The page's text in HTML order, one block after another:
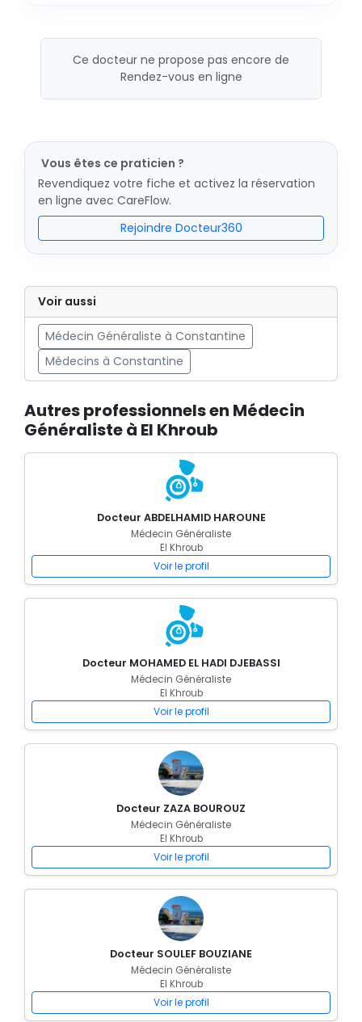
Ce docteur ne propose pas encore de
Rendez-vous en ligne
Vous êtes ce praticien ?
Revendiquez votre fiche et activez la réservation
en ligne avec CareFlow.
Rejoindre Docteur360
Voir aussi
Médecin Généraliste à Constantine
Médecins à Constantine
Autres professionnels en Médecin
Généraliste à El Khroub
Docteur ABDELHAMID HAROUNE
Médecin Généraliste
El Khroub
Voir le profil
Docteur MOHAMED EL HADI DJEBASSI
Médecin Généraliste
El Khroub
Voir le profil
Docteur ZAZA BOUROUZ
Médecin Généraliste
El Khroub
Voir le profil
Docteur SOULEF BOUZIANE
Médecin Généraliste
El Khroub
Voir le profil